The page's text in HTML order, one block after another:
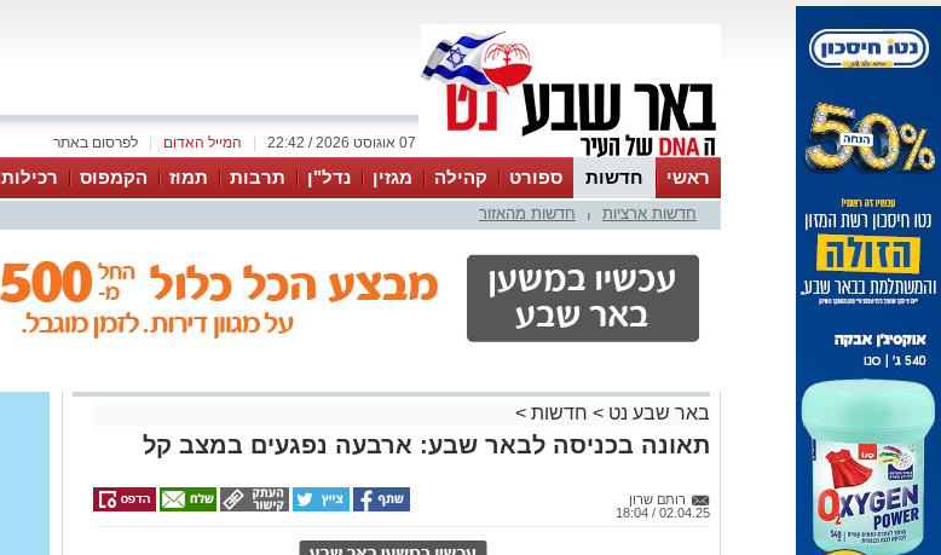
לפרסום באתר המייל האדום 07 אוגוסט 2026 / 22:42
ראשי חדשות ספורט קהילה מגזין נדל"ן תרבות תמוז הקמפוס רכילות
עסקים
טיפים והמלצותחדשות ארציות חדשות מהאזור
באר שבע נט > חדשות >
תאונה בכניסה לבאר שבע: ארבעה נפגעים במצב קל
רותם שרון
02.04.25 / 18:04